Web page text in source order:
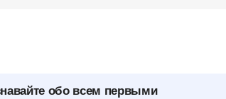
обо всем первыми